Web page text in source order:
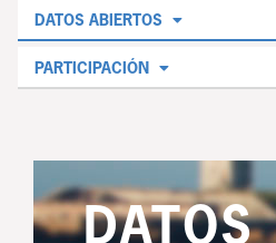
DATOS ABIERTOS
PARTICIPACIÓN
DATOS